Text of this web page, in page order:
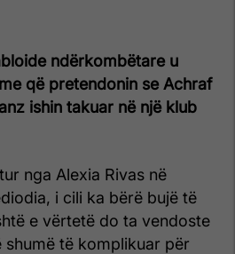
ndërkombëtare u
që pretendonin se Achraf
ishin takuar në një klub
nga Alexia Rivas në
i cili ka bërë bujë të
e vërtetë do ta vendoste
shumë të komplikuar për